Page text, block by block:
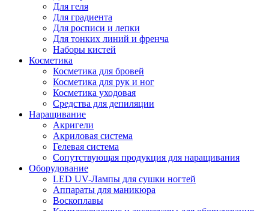
Для геля
Для градиента
Для росписи и лепки
Для тонких линий и френча
Наборы кистей
Косметика
Косметика для бровей
Косметика для рук и ног
Косметика уходовая
Средства для депиляции
Наращивание
Акригели
Акриловая система
Гелевая система
Сопутствующая продукция для наращивания
Оборудование
LED UV-Лампы для сушки ногтей
Аппараты для маникюра
Воскоплавы